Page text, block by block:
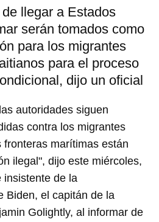
llegar a Estados
serán tomados como
para los migrantes
para el proceso
dijo un oficial
autoridades siguen
contra los migrantes
fronteras marítimas están
ilegal", dijo este miércoles,
insistente de la
Biden, el capitán de la
Golightly, al informar de